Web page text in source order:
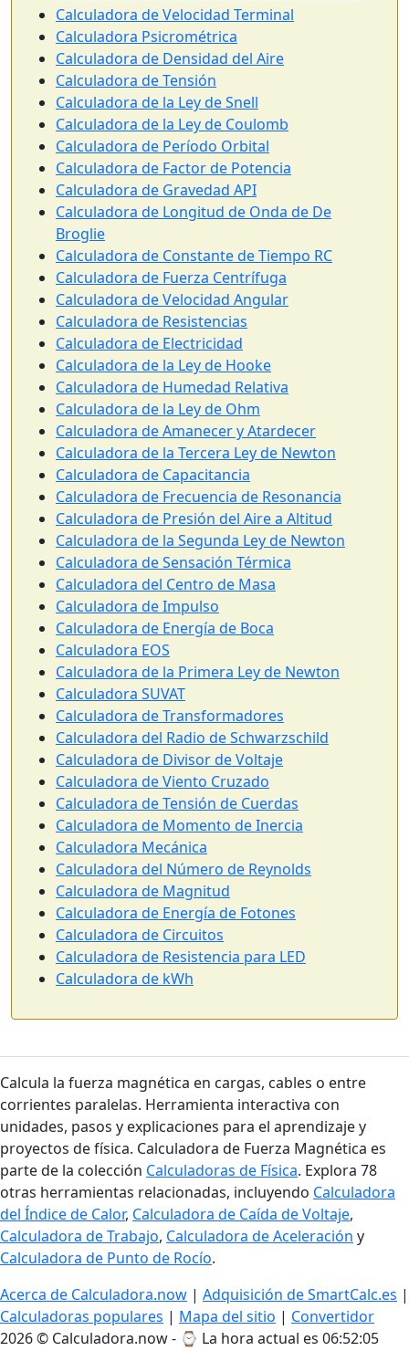
Calculadora de Velocidad Terminal
Calculadora Psicrométrica
Calculadora de Densidad del Aire
Calculadora de Tensión
Calculadora de la Ley de Snell
Calculadora de la Ley de Coulomb
Calculadora de Período Orbital
Calculadora de Factor de Potencia
Calculadora de Gravedad API
Calculadora de Longitud de Onda de De
Broglie
Calculadora de Constante de Tiempo RC
Calculadora de Fuerza Centrífuga
Calculadora de Velocidad Angular
Calculadora de Resistencias
Calculadora de Electricidad
Calculadora de la Ley de Hooke
Calculadora de Humedad Relativa
Calculadora de la Ley de Ohm
Calculadora de Amanecer y Atardecer
Calculadora de la Tercera Ley de Newton
Calculadora de Capacitancia
Calculadora de Frecuencia de Resonancia
Calculadora de Presión del Aire a Altitud
Calculadora de la Segunda Ley de Newton
Calculadora de Sensación Térmica
Calculadora del Centro de Masa
Calculadora de Impulso
Calculadora de Energía de Boca
Calculadora EOS
Calculadora de la Primera Ley de Newton
Calculadora SUVAT
Calculadora de Transformadores
Calculadora del Radio de Schwarzschild
Calculadora de Divisor de Voltaje
Calculadora de Viento Cruzado
Calculadora de Tensión de Cuerdas
Calculadora de Momento de Inercia
Calculadora Mecánica
Calculadora del Número de Reynolds
Calculadora de Magnitud
Calculadora de Energía de Fotones
Calculadora de Circuitos
Calculadora de Resistencia para LED
Calculadora de kWh
Calcula la fuerza magnética en cargas, cables o entre
corrientes paralelas. Herramienta interactiva con
unidades, pasos y explicaciones para el aprendizaje y
proyectos de física. Calculadora de Fuerza Magnética es
parte de la colección Calculadoras de Física. Explora 78
otras herramientas relacionadas, incluyendo Calculadora
del Índice de Calor, Calculadora de Caída de Voltaje,
Calculadora de Trabajo, Calculadora de Aceleración y
Calculadora de Punto de Rocío.
Acerca de Calculadora.now | Adquisición de SmartCalc.es |
Calculadoras populares | Mapa del sitio | Convertidor
2026 © Calculadora.now - ⌚ La hora actual es 06:52:06